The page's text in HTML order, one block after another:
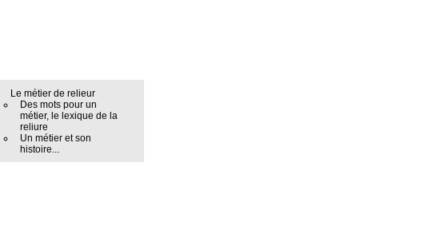
Le métier de relieur
Des mots pour un
métier, le lexique de la
reliure
Un métier et son
histoire...